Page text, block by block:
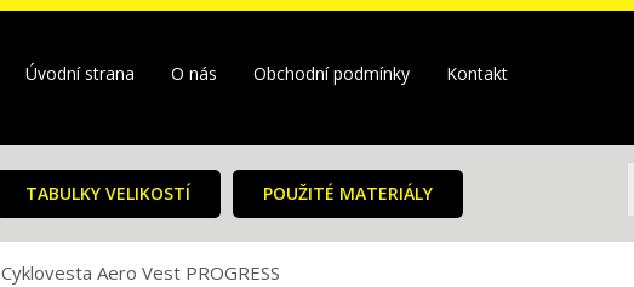
Úvodní strana O nás Obchodní podmínky Kontakt
TABULKY VELIKOSTÍ POUŽITÉ MATERIÁLY
Cyklovesta Aero Vest PROGRESS